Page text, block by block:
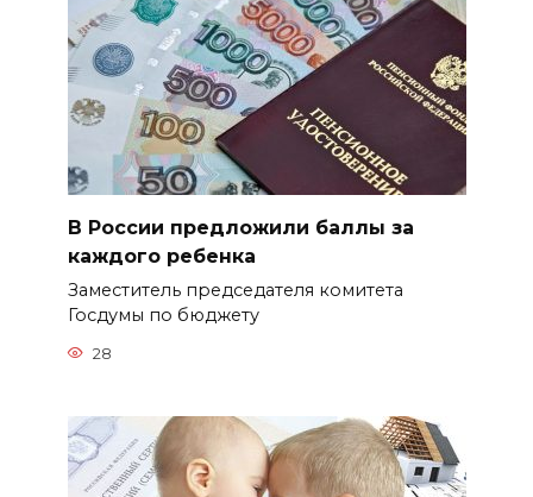
В России предложили баллы за
каждого ребенка
Заместитель председателя комитета
Госдумы по бюджету
28